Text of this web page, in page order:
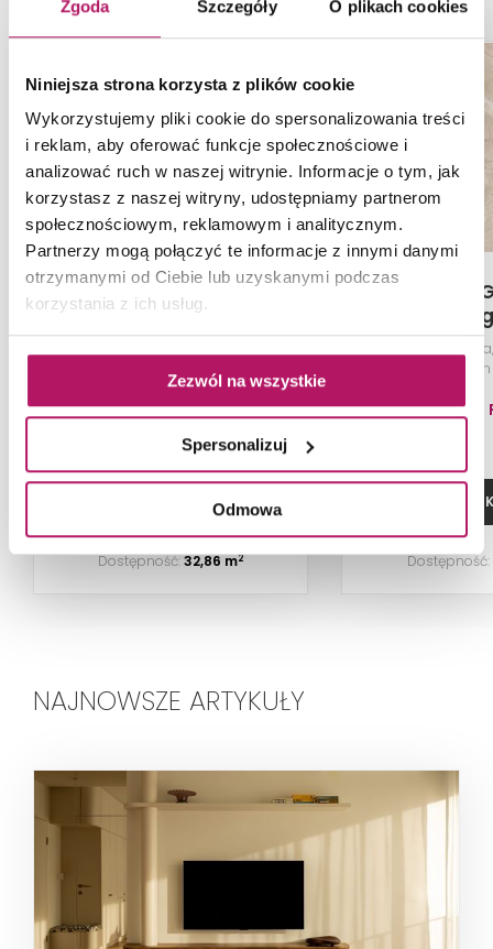
Zgoda Szczegóły O plikach cookies
Niniejsza strona korzysta z plików cookie
Wykorzystujemy pliki cookie do spersonalizowania treści
i reklam, aby oferować funkcje społecznościowe i
analizować ruch w naszej witrynie. Informacje o tym, jak
korzystasz z naszej witryny, udostępniamy partnerom
społecznościowym, reklamowym i analitycznym.
Partnerzy mogą połączyć te informacje z innymi danymi
otrzymanymi od Ciebie lub uzyskanymi podczas
korzystania z ich usług.
Zezwól na wszystkie
Spersonalizuj
Odmowa
Ceramika Gres Rush
Brown
90,90 PLN
DODAJ DO KOSZYKA
Dostępność:32,86 m2
Ceramika
Płytka
cm
69,90
DODAJ DO
Dostępność:
NAJNOWSZE ARTYKUŁY